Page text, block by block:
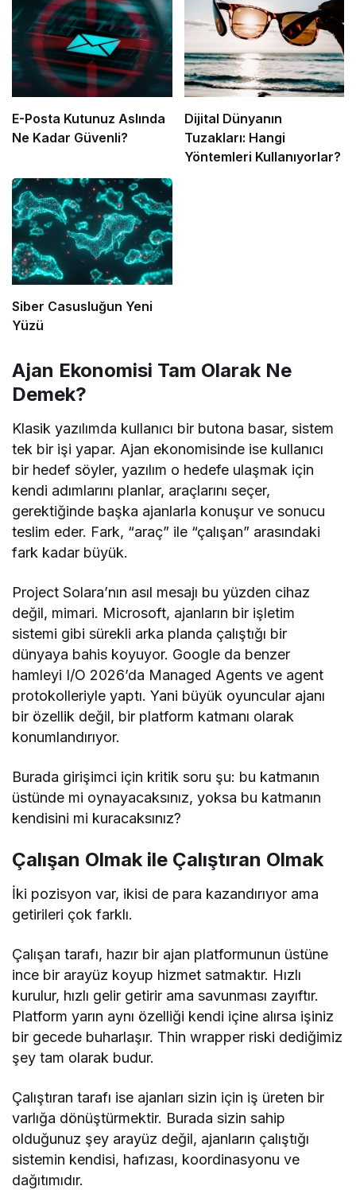
E-Posta Kutunuz Aslında
Ne Kadar Güvenli?
Dijital Dünyanın
Tuzakları: Hangi
Yöntemleri Kullanıyorlar?
Siber Casusluğun Yeni
Yüzü
Ajan Ekonomisi Tam Olarak Ne
Demek?
Klasik yazılımda kullanıcı bir butona basar, sistem
tek bir işi yapar. Ajan ekonomisinde ise kullanıcı
bir hedef söyler, yazılım o hedefe ulaşmak için
kendi adımlarını planlar, araçlarını seçer,
gerektiğinde başka ajanlarla konuşur ve sonucu
teslim eder. Fark, “araç” ile “çalışan” arasındaki
fark kadar büyük.
Project Solara’nın asıl mesajı bu yüzden cihaz
değil, mimari. Microsoft, ajanların bir işletim
sistemi gibi sürekli arka planda çalıştığı bir
dünyaya bahis koyuyor. Google da benzer
hamleyi I/O 2026’da Managed Agents ve agent
protokolleriyle yaptı. Yani büyük oyuncular ajanı
bir özellik değil, bir platform katmanı olarak
konumlandırıyor.
Burada girişimci için kritik soru şu: bu katmanın
üstünde mi oynayacaksınız, yoksa bu katmanın
kendisini mi kuracaksınız?
Çalışan Olmak ile Çalıştıran Olmak
İki pozisyon var, ikisi de para kazandırıyor ama
getirileri çok farklı.
Çalışan tarafı, hazır bir ajan platformunun üstüne
ince bir arayüz koyup hizmet satmaktır. Hızlı
kurulur, hızlı gelir getirir ama savunması zayıftır.
Platform yarın aynı özelliği kendi içine alırsa işiniz
bir gecede buharlaşır. Thin wrapper riski dediğimiz
şey tam olarak budur.
Çalıştıran tarafı ise ajanları sizin için iş üreten bir
varlığa dönüştürmektir. Burada sizin sahip
olduğunuz şey arayüz değil, ajanların çalıştığı
sistemin kendisi, hafızası, koordinasyonu ve
dağıtımıdır.